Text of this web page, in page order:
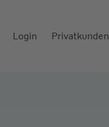
Login Privatkunden